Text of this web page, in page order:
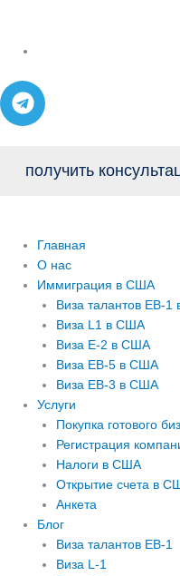
T
e
g
m
получить
Главная
О нас
Иммиграция в США
Виза талантов EB-
Виза L1 в США
Виза E-2 в США
Виза EB-5 в США
Виза EB-3 в США
Услуги
Покупка готового
Регистрация
Налоги в США
Открытие счета в
Анкета
Блог
Виза талантов EB-1
Виза L-1